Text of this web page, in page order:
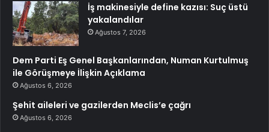
İş makinesiyle define kazısı: Suç üstü
yakalandılar
Ağustos 7, 2026
Dem Parti Eş Genel Başkanlarından, Numan Kurtulmuş
ile Görüşmeye İlişkin Açıklama
Ağustos 6, 2026
Şehit aileleri ve gazilerden Meclis’e çağrı
Ağustos 6, 2026